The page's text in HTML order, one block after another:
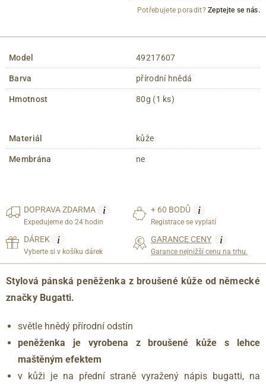
Potřebujete poradit?Zeptejte se nás.
Model 49217607
Barva přírodní hnědá
Hmotnost 80g (1 ks)
Materiál kůže
Membrána ne
DOPRAVAZDARMA i
Expedujeme do 24 hodin
+ 60 BODŮ i
Registrace se vyplatí
DÁREK i
Vyberte si v košíku dárek
GARANCE CENY i
Garance nejnižší cenu na trhu.
Stylová pánská peněženka z broušené kůže od německé
značky Bugatti.
světle hnědý přírodní odstín
peněženka je vyrobena z broušené kůže s lehce
maštěným efektem
v kůži je na přední straně vyražený nápis bugatti, na